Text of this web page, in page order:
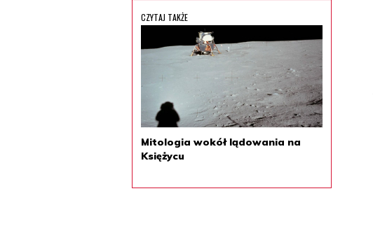
CZYTAJ TAKŻE
Mitologia wokół lądowania na
Księżycu